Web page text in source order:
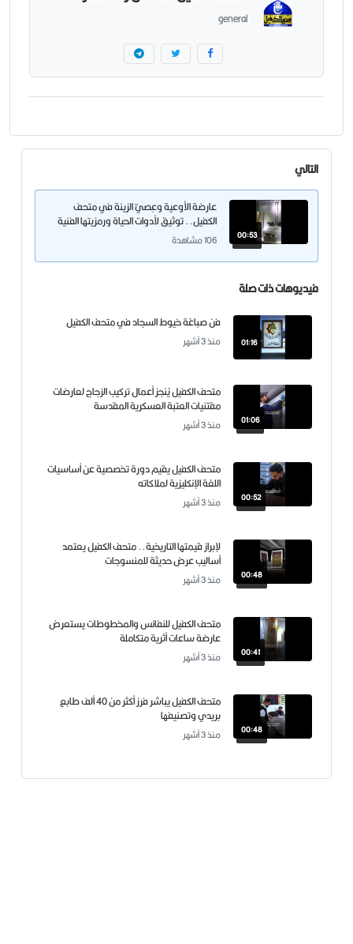
general
التالي
00:53
عارضة الأوعية وعِصيّ الزينة في متحف
الكفيل.. توثيق لأدوات الحياة ورمزيتها الفنية
106 مشاهدة
فيديوهات ذات صلة
01:16
فن صباغة خيوط السجاد في متحف الكفيل
منذ 3 أشهر
01:06
متحف الكفيل يُنجز أعمال تركيب الزجاج لعارضات
مقتنيات العتبة العسكرية المقدسة
منذ 3 أشهر
00:52
متحف الكفيل يقيم دورة تخصصية عن أساسيات
اللغة الإنكليزية لملاكاته
منذ 3 أشهر
00:48
لإبراز قيمتها التاريخية.. متحف الكفيل يعتمد
أساليب عرض حديثة للمنسوجات
منذ 3 أشهر
00:41
متحف الكفيل للنفائس والمخطوطات يستعرض
عارضة ساعات أثرية متكاملة
منذ 3 أشهر
00:48
متحف الكفيل يباشر فرز أكثر من 40 ألف طابع
بريدي وتصنيفها
منذ 3 أشهر